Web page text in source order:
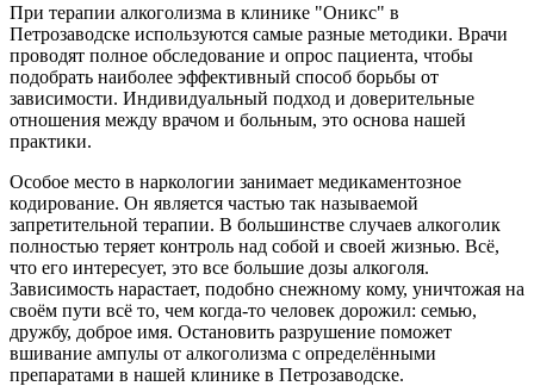
При терапии алкоголизма в клинике "Оникс" в
Петрозаводске используются самые разные методики. Врачи
проводят полное обследование и опрос пациента, чтобы
подобрать наиболее эффективный способ борьбы от
зависимости. Индивидуальный подход и доверительные
отношения между врачом и больным, это основа нашей
практики.
Особое место в наркологии занимает медикаментозное
кодирование. Он является частью так называемой
запретительной терапии. В большинстве случаев алкоголик
полностью теряет контроль над собой и своей жизнью. Всё,
что его интересует, это все большие дозы алкоголя.
Зависимость нарастает, подобно снежному кому, уничтожая на
своём пути всё то, чем когда-то человек дорожил: семью,
дружбу, доброе имя. Остановить разрушение поможет
вшивание ампулы от алкоголизма с определёнными
препаратами в нашей клинике в Петрозаводске.